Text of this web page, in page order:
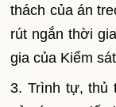
thách của án
rút ngắn thời
gia của Kiểm
3. Trình tự, thủ